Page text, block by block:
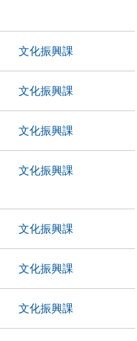
文化振興課
文化振興課
文化振興課
文化振興課
文化振興課
文化振興課
文化振興課